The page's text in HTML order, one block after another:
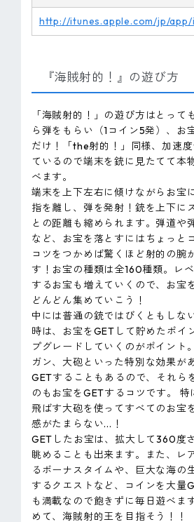
http://itunes.apple.com/jp/
『海賊射的！』の遊び方
「海賊射的！」の遊び方はとって
ら弾をもらい（1コイン5発）、お
だけ！「the射的！」同様、加速
ているので端末を銃に見たてて本
べます。
端末を上下左右に傾けながらお宝
指を離し、弾を発射！銃を上下に
との距離も縮められます。弾道や
など、お宝を落とすにはちょっと
コツをつかめば驚くほど射的の腕
す！お宝の種類は全160種類。レ
するお宝も増えていくので、お宝
どんどん集めていこう！
中には普通の銃ではびくともしな
時は、お宝をGETして貯めたポイ
プグレードしていくのがポイント
ガン、大砲といった特別な効果が
GETすることもあるので、それら
のもお宝をGETするコツです。 特
飛ばす大砲を使ってすべてのお宝
感がたまらない...！
GETしたお宝は、拡大して360度
眺めることも出来ます。また、レ
るボーナスタイムや、巨大な海の
するクエストなど、コインを大量
も満載なので飽きずに毎日遊べま
めて、海賊射的王を目指そう！！